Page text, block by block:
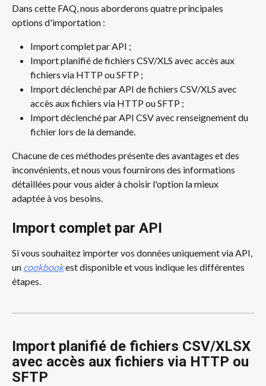
Dans cette FAQ, nous aborderons quatre principales
options d'importation :
Import complet par API ;
Import planifié de fichiers CSV/XLS avec accès aux
fichiers via HTTP ou SFTP ;
Import déclenché par API de fichiers CSV/XLS avec
accès aux fichiers via HTTP ou SFTP ;
Import déclenché par API CSV avec renseignement du
fichier lors de la demande.
Chacune de ces méthodes présente des avantages et des
inconvénients, et nous vous fournirons des informations
détaillées pour vous aider à choisir l'option la mieux
adaptée à vos besoins.
Import complet par API
Si vous souhaitez importer vos données uniquement via API,
un cookbook est disponible et vous indique les différentes
étapes.
Import planifié de fichiers CSV/XLSX
avec accès aux fichiers via HTTP ou
SFTP